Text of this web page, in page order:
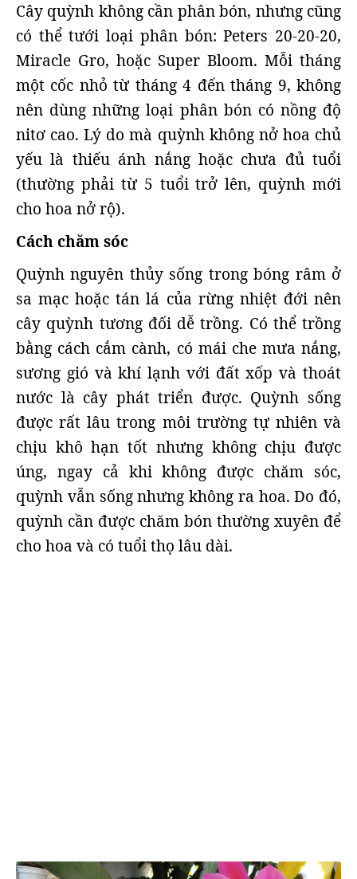
Cây quỳnh không cần phân bón, nhưng cũng
có thể tưới loại phân bón: Peters 20-20-20,
Miracle Gro, hoặc Super Bloom. Mỗi tháng
một cốc nhỏ từ tháng 4 đến tháng 9, không
nên dùng những loại phân bón có nồng độ
nitơ cao. Lý do mà quỳnh không nở hoa chủ
yếu là thiếu ánh nắng hoặc chưa đủ tuổi
(thường phải từ 5 tuổi trở lên, quỳnh mới
cho hoa nở rộ).
Cách chăm sóc
Quỳnh nguyên thủy sống trong bóng râm ở
sa mạc hoặc tán lá của rừng nhiệt đới nên
cây quỳnh tương đối dễ trồng. Có thể trồng
bằng cách cắm cành, có mái che mưa nắng,
sương gió và khí lạnh với đất xốp và thoát
nước là cây phát triển được. Quỳnh sống
được rất lâu trong môi trường tự nhiên và
chịu khô hạn tốt nhưng không chịu được
úng, ngay cả khi không được chăm sóc,
quỳnh vẫn sống nhưng không ra hoa. Do đó,
quỳnh cần được chăm bón thường xuyên để
cho hoa và có tuổi thọ lâu dài.